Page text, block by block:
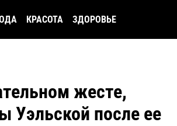
КРАСОТА ЗДОРОВЬЕ
жесте,
Уэльской после ее